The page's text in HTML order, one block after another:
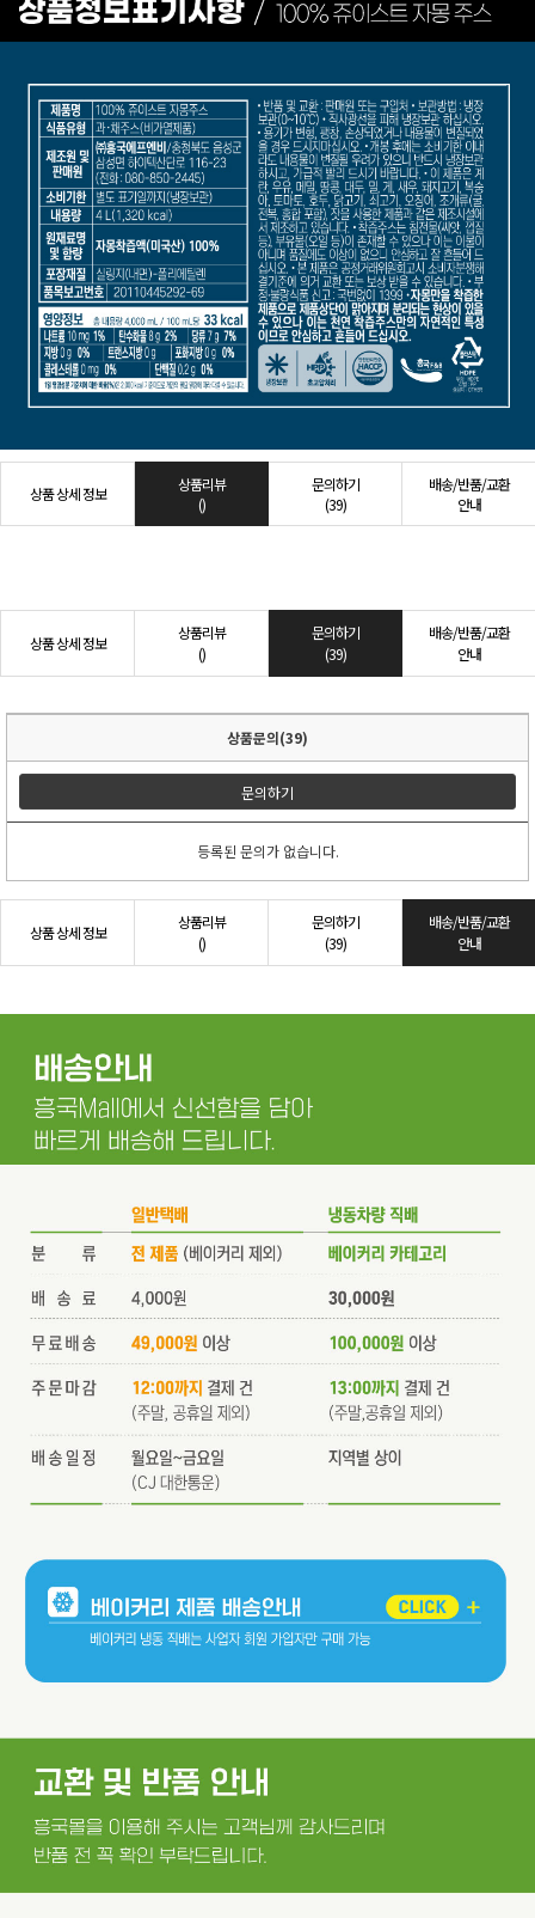
상품 상세 정보
상품리뷰
()
문의하기
(39)
배송/반품/교환
안내
상품 상세 정보
상품리뷰
()
문의하기
(39)
배송/반품/교환
안내
상품문의(39)
문의하기
등록된 문의가 없습니다.
상품 상세 정보
상품리뷰
()
문의하기
(39)
배송/반품/교환
안내